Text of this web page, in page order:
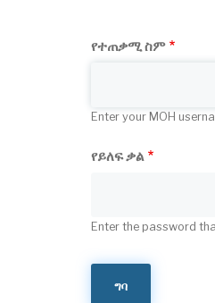
የተጠቃሚ ስም
Enter your MOH
የይለፍ ቃል
Enter the password